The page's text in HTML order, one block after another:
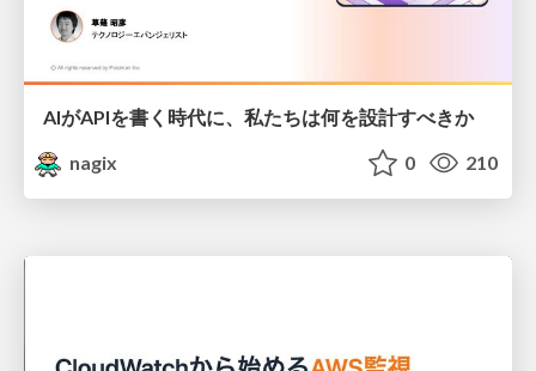
AIがAPIを書く時代に、私たちは何を設計すべきか
nagix
0 210